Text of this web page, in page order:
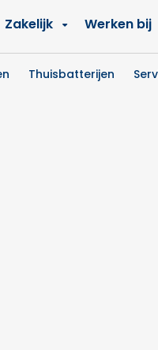
Zakelijk Werken bij
Thuisbatterijen